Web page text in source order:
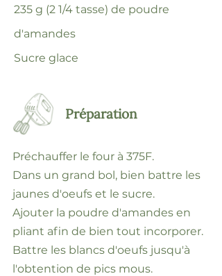
235 g (2 1/4 tasse) de poudre
d'amandes
Sucre glace
Préparation
Préchauffer le four à 375F.
Dans un grand bol, bien battre les
jaunes d'oeufs et le sucre.
Ajouter la poudre d'amandes en
pliant afin de bien tout incorporer.
Battre les blancs d'oeufs jusqu'à
l'obtention de pics mous.